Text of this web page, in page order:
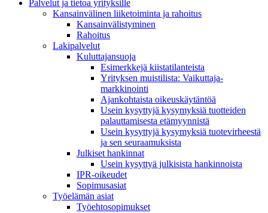
Palvelut ja tietoa yrityksille
Kansainvälinen liiketoiminta ja rahoitus
Kansain­välistyminen
Rahoitus
Lakipalvelut
Kuluttajansuoja
Esimerkkejä kiistatilanteista
Yrityksen muistilista: Vaikuttaja­
markkinointi
Ajankohtaista oikeuskäytäntöä
Usein kysyttyjä kysymyksiä tuotteiden
palauttamisesta etämyynnistä
Usein kysyttyjä kysymyksiä tuotevirheestä
ja sen seuraamuksista
Julkiset hankinnat
Usein kysyttyä julkisista hankinnoista
IPR-oikeudet
Sopimusasiat
Työelämän asiat
Työehto­sopimukset